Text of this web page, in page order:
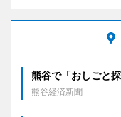
熊谷で「おしごと
熊谷経済新聞